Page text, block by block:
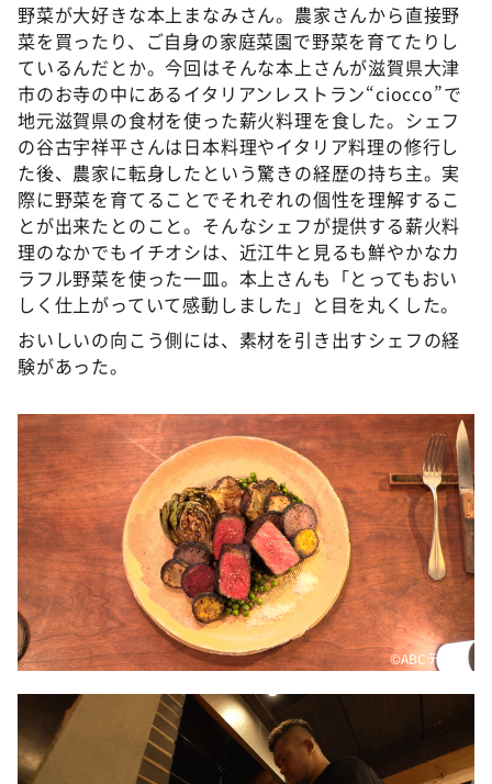
野菜が大好きな本上まなみさん。農家さんから直接野
菜を買ったり、ご自身の家庭菜園で野菜を育てたりし
ているんだとか。今回はそんな本上さんが滋賀県大津
市のお寺の中にあるイタリアンレストラン“ciocco”で
地元滋賀県の食材を使った薪火料理を食した。シェフ
の谷古宇祥平さんは日本料理やイタリア料理の修行し
た後、農家に転身したという驚きの経歴の持ち主。実
際に野菜を育てることでそれぞれの個性を理解するこ
とが出来たとのこと。そんなシェフが提供する薪火料
理のなかでもイチオシは、近江牛と見るも鮮やかなカ
ラフル野菜を使った一皿。本上さんも「とってもおい
しく仕上がっていて感動しました」と目を丸くした。
おいしいの向こう側には、素材を引き出すシェフの経
験があった。
©ABCテレビ